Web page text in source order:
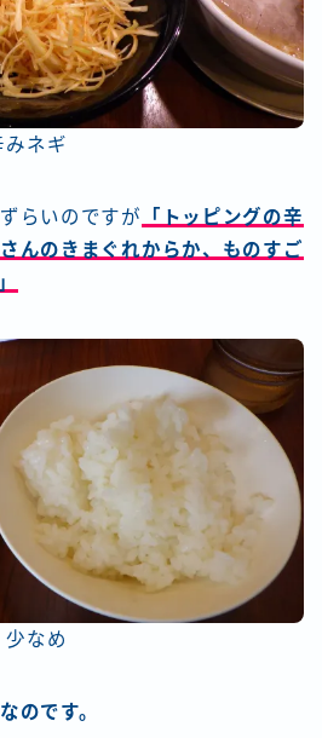
ネギ
らいのですが
「トッピングの辛
んのきまぐれからか、ものすご
なめ
のです。